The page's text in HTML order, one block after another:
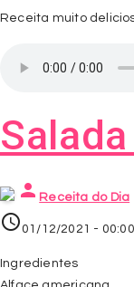
Receita muito
person Receita do Dia
access_time 01/12/2021 - 00:00
Ingredientes